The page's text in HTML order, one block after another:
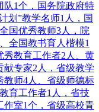
队1个，国务院政府特
划”教学名师1人，国
国优秀教师3人，院
全国教书育人楷模1
秀教育工作者2人、黄
专家2人，省级教学
教师4人、省级师德标
育工作者1人，省技
作室1个，省级高校青